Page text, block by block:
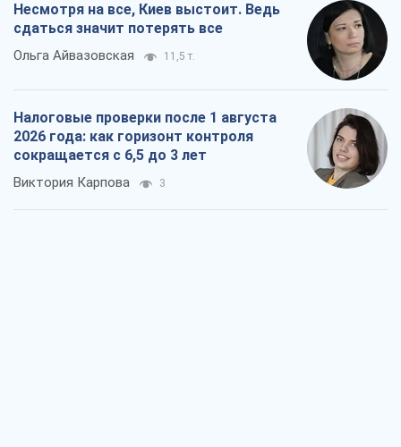
Несмотря на все, Киев выстоит. Ведь
сдаться значит потерять все
Ольга Айвазовская 11,5 т.
Налоговые проверки после 1 августа
2026 года: как горизонт контроля
сокращается с 6,5 до 3 лет
Виктория Карпова 3